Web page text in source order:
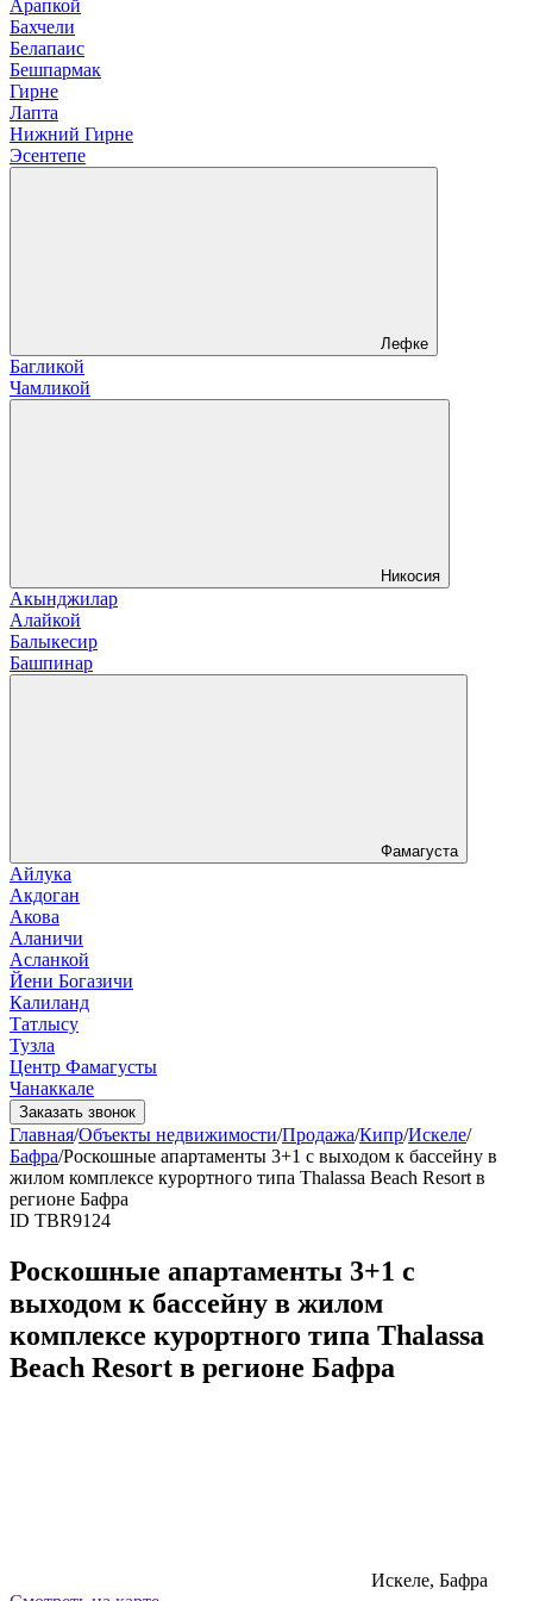
Арапкой
Бахчели
Белапаис
Бешпармак
Гирне
Лапта
Нижний Гирне
Эсентепе
Лефке
Багликой
Чамликой
Никосия
Акынджилар
Алайкой
Балыкесир
Башпинар
Фамагуста
Айлука
Акдоган
Акова
Аланичи
Асланкой
Йени Богазичи
Калиланд
Татлысу
Тузла
Центр Фамагусты
Чанаккале
Заказать звонок
Главная/Объекты недвижимости/Продажа/Кипр/Искеле/
Бафра/Роскошные апартаменты 3+1 с выходом к бассейну в
жилом комплексе курортного типа Thalassa Beach Resort в
регионе Бафра
ID TBR9124
Роскошные апартаменты 3+1 с
выходом к бассейну в жилом
комплексе курортного типа Thalassa
Beach Resort в регионе Бафра
Искеле, Бафра